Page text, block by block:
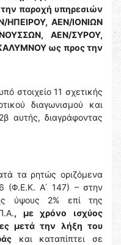
παροχή υπηρεσιών
ΗΠΕΙΡΟΥ, ΑΕΝ/ΙΟΝΙΩΝ
ΑΕΝ/ΣΥΡΟΥ,
ως προς την
στοιχείο 11 σχετικής
διαγωνισμού και
αυτής, διαγράφοντας
τα ρητώς οριζόμενα
(Φ.Ε.Κ. Α΄ 147) – στην
ύψους 2% επί της
, με χρόνο ισχύος
μετά την λήξη του
και καταπίπτει σε